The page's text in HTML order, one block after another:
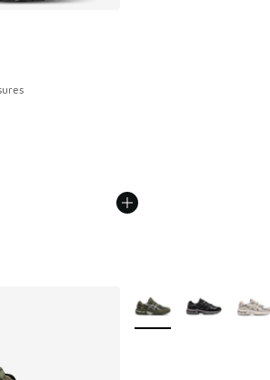
Prix en baisse de € 84,99 à
Plus de couleurs